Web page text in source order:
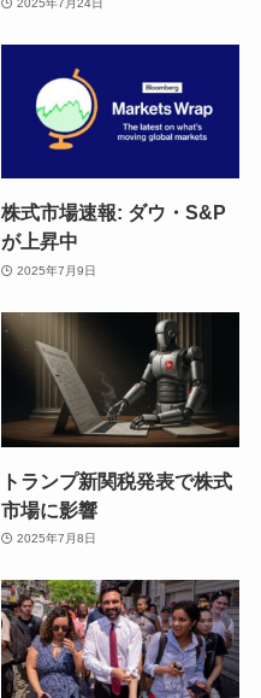
2025年7月24日
株式市場速報: ダウ・S&P
が上昇中
2025年7月9日
トランプ新関税発表で株式
市場に影響
2025年7月8日